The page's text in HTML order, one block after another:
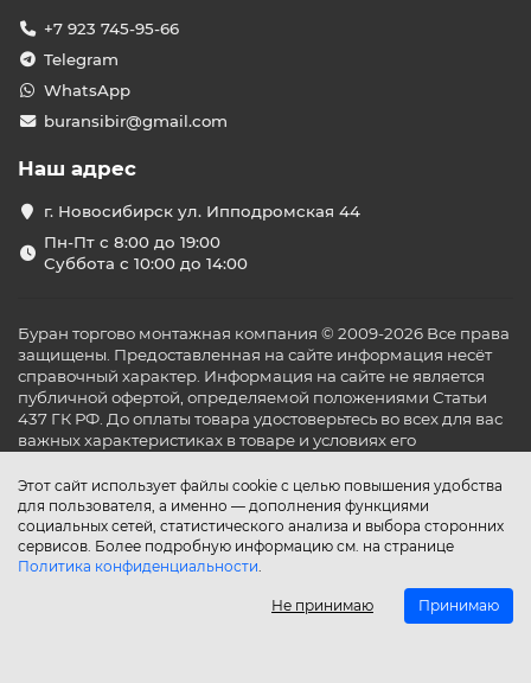
Этот сайт использует файлы cookie с целью повышения удобства
для пользователя, а именно — дополнения функциями
социальных сетей, статистического анализа и выбора сторонних
сервисов. Более подробную информацию см. на странице
Политика конфиденциальности.
Не принимаю Принимаю
+7 923 745-95-66
Telegram
WhatsApp
buransibir@gmail.com
Наш адрес
г. Новосибирск ул. Ипподромская 44
Пн-Пт с 8:00 до 19:00
Суббота с 10:00 до 14:00
Буран торгово монтажная компания © 2009-2026 Все права
защищены. Предоставленная на сайте информация несёт
справочный характер. Информация на сайте не является
публичной офертой, определяемой положениями Статьи
437 ГК РФ. До оплаты товара удостоверьтесь во всех для вас
важных характеристиках в товаре и условиях его